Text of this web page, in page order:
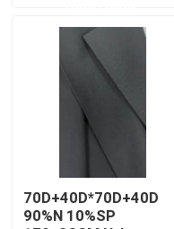
Όλες οι περιπτώσεις
Ύφασμα μνήμης
Taffeta
70D+40D*70D+40D
90%N 10%SP